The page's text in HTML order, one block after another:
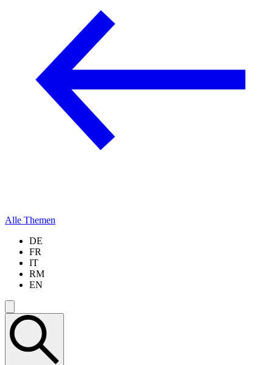
Alle Themen
DE
FR
IT
RM
EN